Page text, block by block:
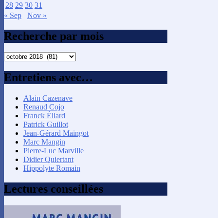
28 29 30 31
« Sep
Nov »
Recherche par mois
Recherche
mois
Entretiens avec…
Alain Cazenave
Renaud Cojo
Franck Éliard
Patrick Guillot
Jean-Gérard Maingot
Marc Mangin
Pierre-Luc Marville
Didier Quiertant
Hippolyte Romain
Lectures conseillées